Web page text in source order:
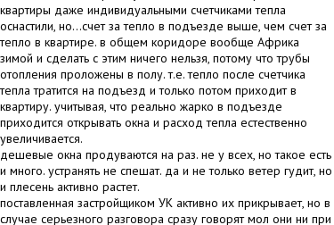
квартиры даже индивидуальными счетчиками тепла
оснастили, но...счет за тепло в подъезде выше, чем счет за
тепло в квартире. в общем коридоре вообще Африка
зимой и сделать с этим ничего нельзя, потому что трубы
отопления проложены в полу. т.е. тепло после счетчика
тепла тратится на подъезд и только потом приходит в
квартиру. учитывая, что реально жарко в подъезде
приходится открывать окна и расход тепла естественно
увеличивается.
дешевые окна продуваются на раз. не у всех, но такое есть
и много. устранять не спешат. да и не только ветер гудит, но
и плесень активно растет.
поставленная застройщиком УК активно их прикрывает, но в
случае серьезного разговора сразу говорят мол они ни при